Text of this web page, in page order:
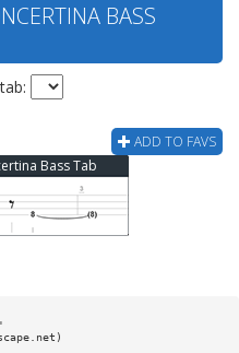
BASS
ADD TO FAVS
Bass Tab
)